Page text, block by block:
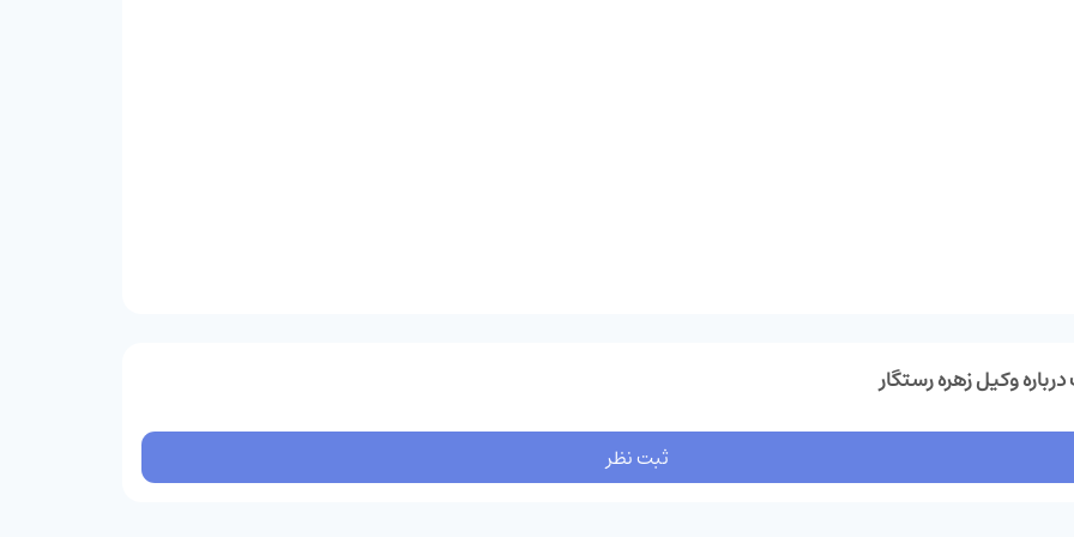
وکیل زهره‌ رستگار
ثبت نظر